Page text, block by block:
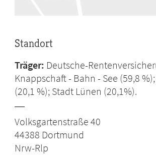
Standort
Träger: Deutsche-
Knappschaft - Bahn - See (59,8
(20,1 %); Stadt Lünen (20,1%).
Volksgartenstraße 40
44388 Dortmund
Nrw-Rlp